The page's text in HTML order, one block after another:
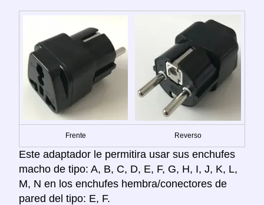
Frente Reverso
Este adaptador le permitira usar sus enchufes
macho de tipo: A, B, C, D, E, F, G, H, I, J, K, L,
M, N en los enchufes hembra/conectores de
pared del tipo: E, F.